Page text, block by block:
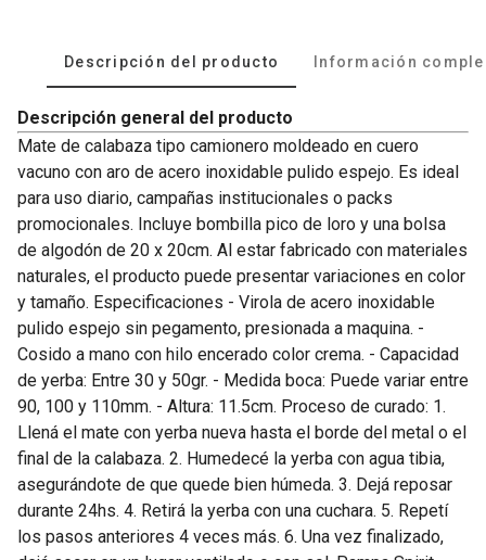
Descripción del producto Información
Descripción general del producto
Mate de calabaza tipo camionero moldeado en cuero
vacuno con aro de acero inoxidable pulido espejo. Es ideal
para uso diario, campañas institucionales o packs
promocionales. Incluye bombilla pico de loro y una bolsa
de algodón de 20 x 20cm. Al estar fabricado con materiales
naturales, el producto puede presentar variaciones en color
y tamaño. Especificaciones - Virola de acero inoxidable
pulido espejo sin pegamento, presionada a maquina. -
Cosido a mano con hilo encerado color crema. - Capacidad
de yerba: Entre 30 y 50gr. - Medida boca: Puede variar entre
90, 100 y 110mm. - Altura: 11.5cm. Proceso de curado: 1.
Llená el mate con yerba nueva hasta el borde del metal o el
final de la calabaza. 2. Humedecé la yerba con agua tibia,
asegurándote de que quede bien húmeda. 3. Dejá reposar
durante 24hs. 4. Retirá la yerba con una cuchara. 5. Repetí
los pasos anteriores 4 veces más. 6. Una vez finalizado,